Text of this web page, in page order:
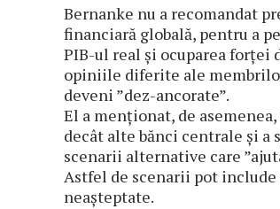
Bernanke nu a recomandat
financiară globală, pentru a
PIB-ul real şi ocuparea forţei
opiniile diferite ale
deveni ”dez-ancorate”.
El a menţionat, de
decât alte bănci centrale şi a
scenarii alternative care
Astfel de scenarii pot
neașteptate.